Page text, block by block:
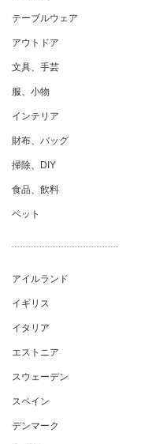
テーブルウェア
アウトドア
文具、手芸
服、小物
インテリア
財布、バッグ
掃除、DIY
食品、飲料
ペット
アイルランド
イギリス
イタリア
エストニア
スウェーデン
スペイン
デンマーク